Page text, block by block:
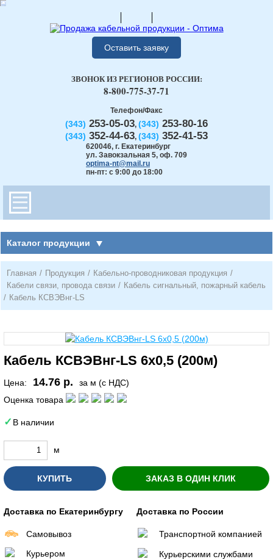
Оставить заявку
Телефон/Факс
(343) 253-05-03, (343) 253-80-16
(343) 352-44-63, (343) 352-41-53
620046, г. Екатеринбург
ул. Завокзальная 5, оф. 709
optima-nt@mail.ru
пн-пт: с 9:00 до 18:00
ЗВОНОК ИЗ РЕГИОНОВ РОССИИ:
8-800-775-37-71
Каталог продукции
Главная / Продукция / Кабельно-проводниковая продукция /
Кабели связи, провода связи / Кабель сигнальный, пожарный кабель
/ Кабель КСВЭВнг-LS
Кабель КСВЭВнг-LS 6х0,5 (200м)
Цена: 14.76 р.
за м (с НДС)
Оценка товара
В наличии
м
КУПИТЬ ЗАКАЗ В ОДИН КЛИК
Доставка по Екатеринбургу
Самовывоз
Курьером
Доставка по России
Транспортной компанией
Курьерскими службами